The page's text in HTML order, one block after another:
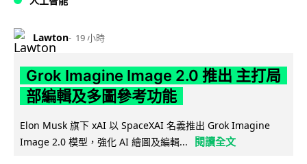
Lawton 19 小時
Grok Imagine Image 2.0 推出 主打局
部編輯及多圖參考功能
Elon Musk 旗下 xAI 以 SpaceXAI 名義推出 Grok Imagine
Image 2.0 模型，強化 AI 繪圖及編輯...
閱讀全文